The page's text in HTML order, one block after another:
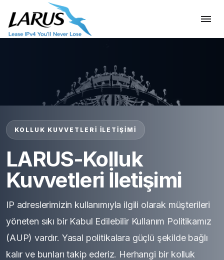
KOLLUK KUVVETLERI İLETIŞIMI
LARUS-Kolluk
Kuvvetleri İletişimi
IP adreslerimizin kullanımıyla ilgili olarak müşterileri
yöneten sıkı bir Kabul Edilebilir Kullanım Politikamız
(AUP) vardır. Yasal politikalara güçlü şekilde bağlı
kalır ve bunları takip ederiz. Herhangi bir kolluk